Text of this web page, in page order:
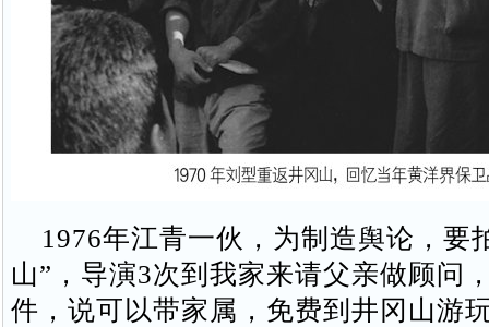
1976年江青一伙，为制造舆论，要
山”，导演3次到我家来请父亲做顾问
件，说可以带家属，免费到井冈山游